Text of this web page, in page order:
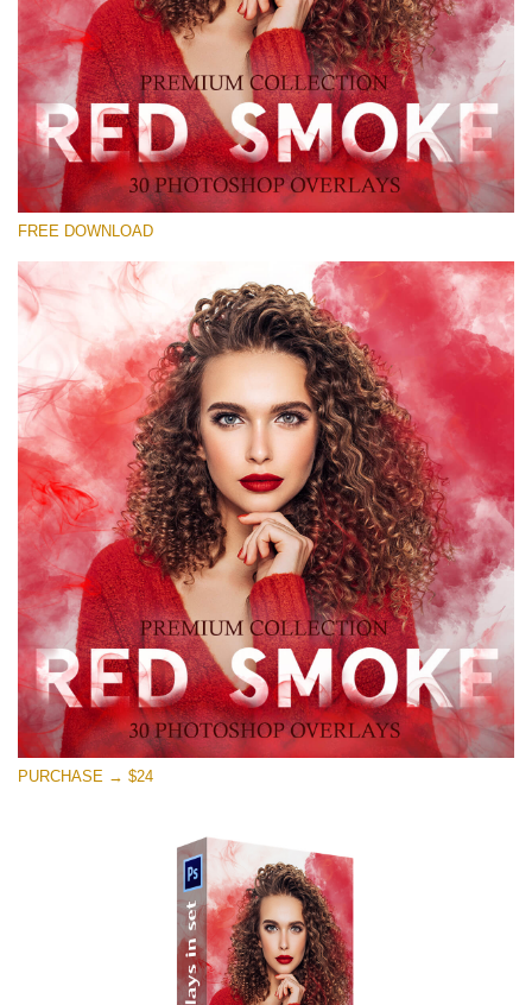
Please select
Free Red Smoke Overlay #14
Small 800*533px
Red Smoke
(30 Overlays)
Luxury Wedding
(373 Overlays)
Large 6000*4000px
Entire Collection
(1783 Overlays)
Large 6000*4000px
Free download
FREE DOWNLOAD
PURCHASE → $24